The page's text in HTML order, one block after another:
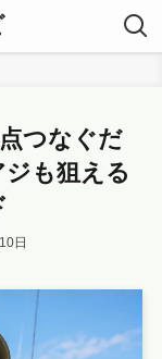
つなぐだ
も狙える
日